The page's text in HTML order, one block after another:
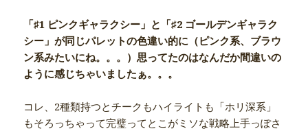
「♯1 ピンクギャラクシー」と「♯2 ゴールデンギャラク
シー」が同じパレットの色違い的に（ピンク系、ブラウ
ン系みたいにね。。。）思ってたのはなんだか間違いの
ように感じちゃいましたぁ。。。
コレ、2種類持つとチークもハイライトも「ホリ深系」
もそろっちゃって完璧ってとこがミソな戦略上手っぽさ